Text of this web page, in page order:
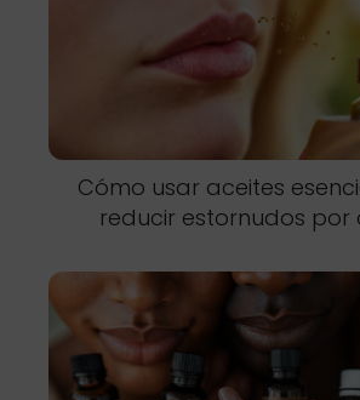
Cómo usar aceites
reducir estornudos por